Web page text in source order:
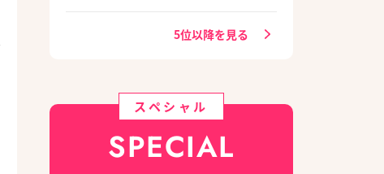
5位以降を見る
スペシャル
SPECIAL